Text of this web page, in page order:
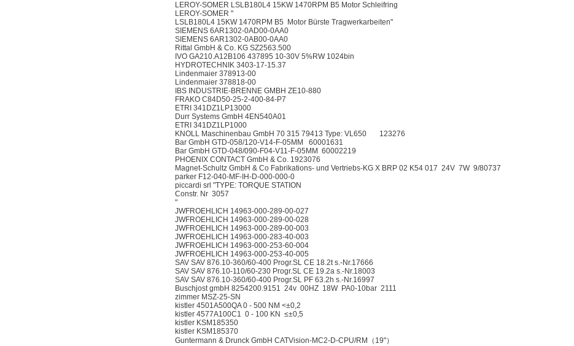
LEROY-SOMER LSLB180L4 15KW 1470RPM B5 Motor Schleifring
LEROY-SOMER "
LSLB180L4 15KW 1470RPM B5 Motor Bürste Tragwerkarbeiten"
SIEMENS 6AR1302-0AD00-0AA0
SIEMENS 6AR1302-0AB00-0AA0
Rittal GmbH & Co. KG SZ2563.500
IVO GA210.A12B106 437895 10-30V 5%RW 1024bin
HYDROTECHNIK 3403-17-15.37
Lindenmaier 378913-00
Lindenmaier 378818-00
IBS INDUSTRIE-BRENNE GMBH ZE10-880
FRAKO C84D50-25-2-400-84-P7
ETRI 341DZ1LP13000
Durr Systems GmbH 4EN540A01
ETRI 341DZ1LP1000
KNOLL Maschinenbau GmbH 70 315 79413 Type: VL650 123276
Bar GmbH GTD-058/120-V14-F-05MM 60001631
Bar GmbH GTD-048/090-F04-V11-F-05MM 60002219
PHOENIX CONTACT GmbH & Co. 1923076
Magnet-Schultz GmbH & Co Fabrikations- und Vertriebs-KG X BRP 02 K54 017 24V 7W 9/80737
parker F12-040-MF-IH-D-000-000-0
piccardi srl "TYPE: TORQUE STATION
Constr. Nr 3057
"
JWFROEHLICH 14963-000-289-00-027
JWFROEHLICH 14963-000-289-00-028
JWFROEHLICH 14963-000-289-00-003
JWFROEHLICH 14963-000-283-40-003
JWFROEHLICH 14963-000-253-60-004
JWFROEHLICH 14963-000-253-40-005
SAV SAV 876.10-360/60-400 Progr.SL CE 18.2t s.-Nr.17666
SAV SAV 876.10-110/60-230 Progr.SL CE 19.2a s.-Nr.18003
SAV SAV 876.10-360/60-400 Progr.SL PF 63.2h s.-Nr.16997
Buschjost gmbH 8254200.9151 24v 00HZ 18W PA0-10bar 2111
zimmer MSZ-25-SN
kistler 4501A500QA 0 - 500 NM <±0,2
kistler 4577A100C1 0 - 100 KN ≤±0,5
kistler KSM185350
kistler KSM185370
Guntermann & Drunck GmbH CATVision-MC2-D-CPU/RM（19"）